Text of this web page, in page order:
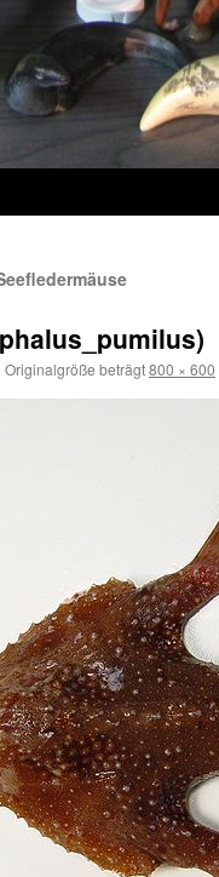
Originalgröße beträgt800 × 600